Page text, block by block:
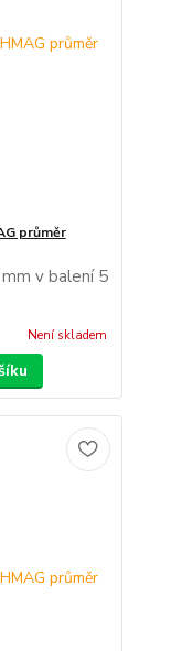
průměr
v balení 5
Není skladem